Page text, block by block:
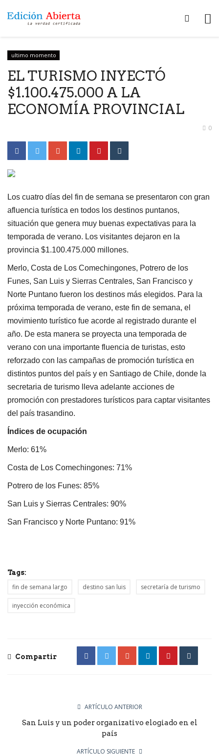
ultimo momento
EL TURISMO INYECTÓ
$1.100.475.000 A LA
ECONOMÍA PROVINCIAL
0
Los cuatro días del fin de semana se presentaron con gran
afluencia turística en todos los destinos puntanos,
situación que genera muy buenas expectativas para la
temporada de verano. Los visitantes dejaron en la
provincia $1.100.475.000 millones.
Merlo, Costa de Los Comechingones, Potrero de los
Funes, San Luis y Sierras Centrales, San Francisco y
Norte Puntano fueron los destinos más elegidos. Para la
próxima temporada de verano, este fin de semana, el
movimiento turístico fue acorde al registrado durante el
año. De esta manera se proyecta una temporada de
verano con una importante fluencia de turistas, esto
reforzado con las campañas de promoción turística en
distintos puntos del país y en Santiago de Chile, donde la
secretaria de turismo lleva adelante acciones de
promoción con prestadores turísticos para captar visitantes
del país trasandino.
Índices de ocupación
Merlo: 61%
Costa de Los Comechingones: 71%
Potrero de los Funes: 85%
San Luis y Sierras Centrales: 90%
San Francisco y Norte Puntano: 91%
Tags:
fin de semana largo destino san luis secretaría de turismo
inyección económica
Compartir
ARTÍCULO ANTERIOR
San Luis y un poder organizativo elogiado en el
país
ARTÍCULO SIGUIENTE